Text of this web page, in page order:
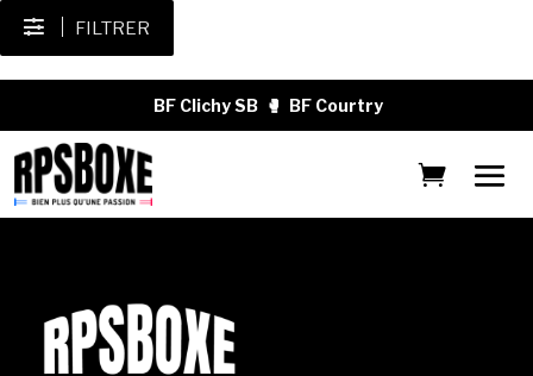
FILTRER
BF Clichy SB 🥊 BF Courtry